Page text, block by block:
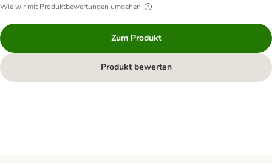
Wie wir mit Produktbewertungen umgehen
Zum Produkt
Produkt bewerten